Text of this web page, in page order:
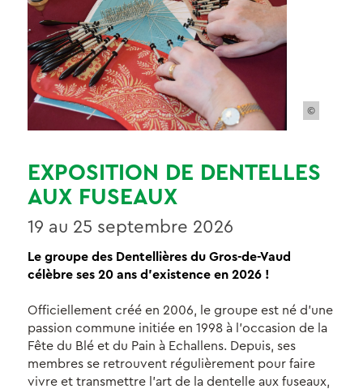
©
EXPOSITION DE DENTELLES
AUX FUSEAUX
19 au 25 septembre 2026
Le groupe des Dentellières du Gros-de-Vaud
célèbre ses 20 ans d’existence en 2026 !
Officiellement créé en 2006, le groupe est né d’une
passion commune initiée en 1998 à l’occasion de la
Fête du Blé et du Pain à Echallens. Depuis, ses
membres se retrouvent régulièrement pour faire
vivre et transmettre l’art de la dentelle aux fuseaux,